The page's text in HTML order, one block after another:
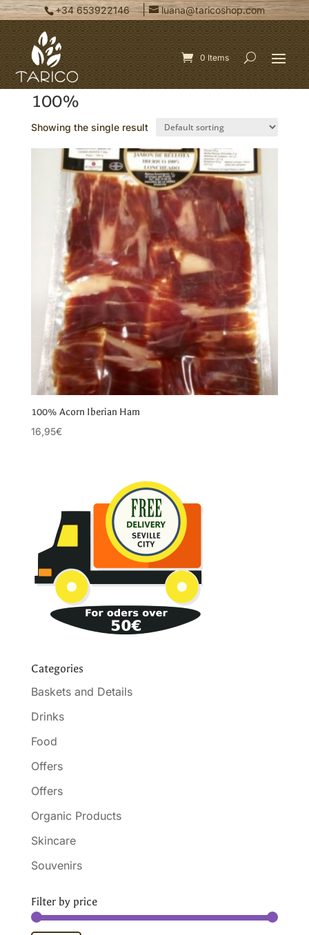
+34 653922146 | luana@taricoshop.com
0 Items
Home/ Products tagged “100%”
100%
Showing the single result
100% Acorn Iberian Ham
16,95€
Categories
Baskets and Details
Drinks
Food
Offers
Offers
Organic Products
Skincare
Souvenirs
Filter by price